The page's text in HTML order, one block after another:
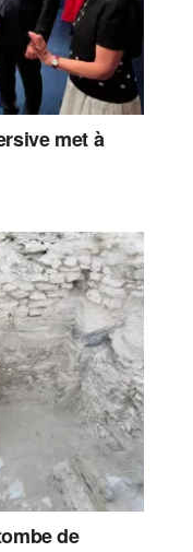
met à
de